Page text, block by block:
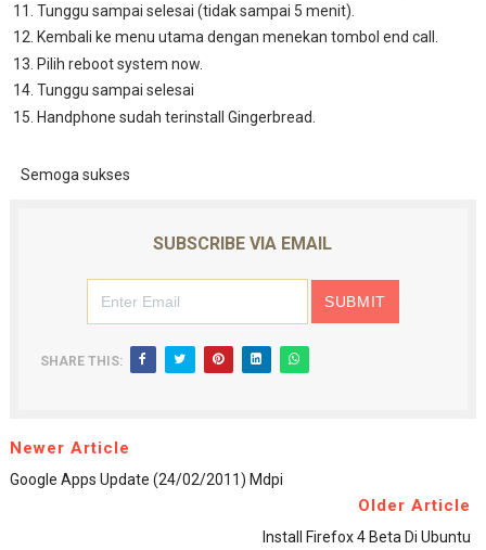
Tunggu sampai selesai (tidak sampai 5 menit).
Kembali ke menu utama dengan menekan tombol end call.
Pilih reboot system now.
Tunggu sampai selesai
Handphone sudah terinstall Gingerbread.
Semoga sukses
SUBSCRIBE VIA EMAIL
SHARE THIS:
Newer Article
Google Apps Update (24/02/2011) Mdpi
Older Article
Install Firefox 4 Beta Di Ubuntu